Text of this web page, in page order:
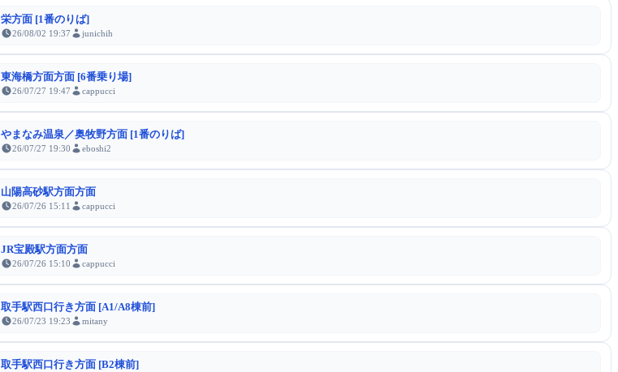
栄方面 [1番のりば]
26/08/02 19:37 junichih
東海橋方面方面 [6番乗り場]
26/07/27 19:47 cappucci
やまなみ温泉／奥牧野方面 [1番のりば]
26/07/27 19:30 eboshi2
山陽高砂駅方面方面
26/07/26 15:11 cappucci
JR宝殿駅方面方面
26/07/26 15:10 cappucci
取手駅西口行き方面 [A1/A8棟前]
26/07/23 19:23 mitany
取手駅西口行き方面 [B2棟前]